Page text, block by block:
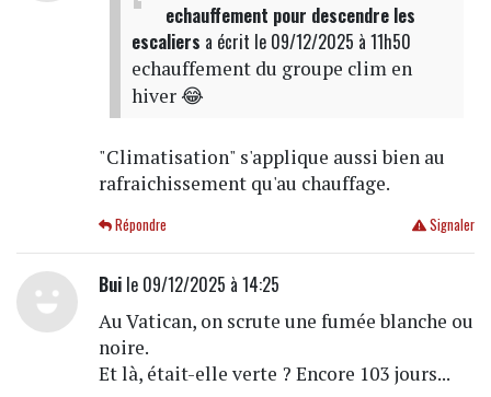
echauffement pour descendre les
escaliers a écrit le 09/12/2025 à 11h50
echauffement du groupe clim en
hiver 😂
"Climatisation" s'applique aussi bien au
rafraichissement qu'au chauffage.
Signaler
Répondre
Buile 09/12/2025 à 14:25
Au Vatican, on scrute une fumée blanche ou
noire.
Et là, était-elle verte ? Encore 103 jours...